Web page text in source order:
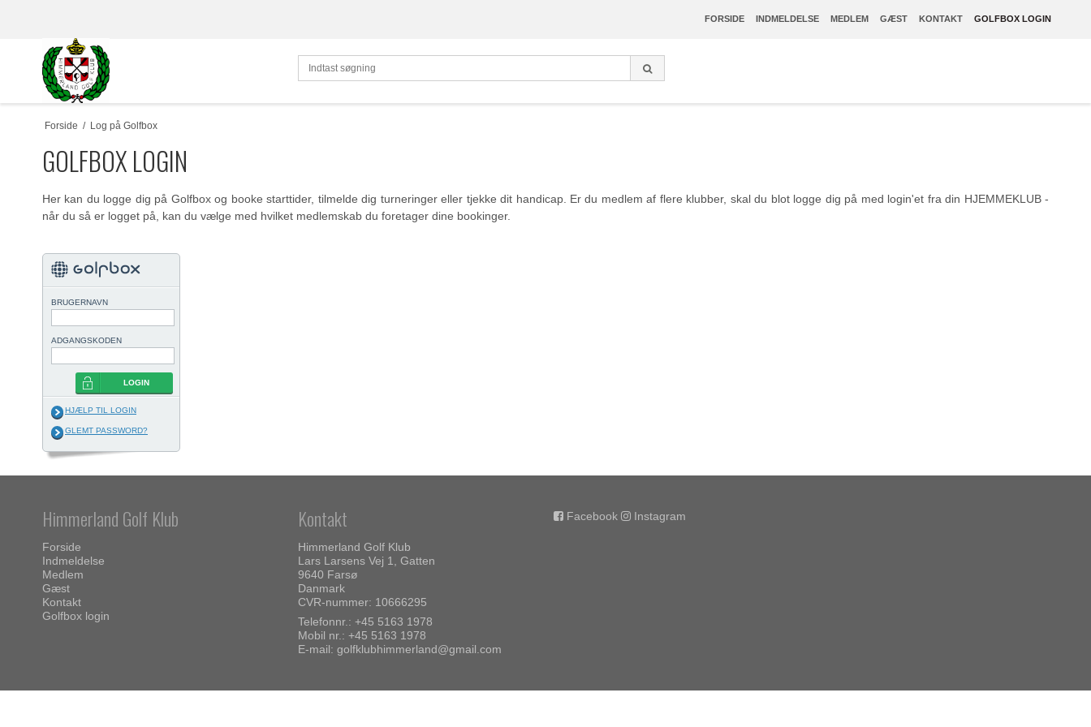
FORSIDE INDMELDELSE MEDLEM GÆST KONTAKT GOLFBOX LOGIN
Forside / Log på Golfbox
GOLFBOX LOGIN
Her kan du logge dig på Golfbox og booke starttider, tilmelde dig turneringer eller tjekke dit handicap. Er du medlem af flere klubber, skal du blot logge dig på med login'et fra din HJEMMEKLUB -
når du så er logget på, kan du vælge med hvilket medlemskab du foretager dine bookinger.
BRUGERNAVN
ADGANGSKODEN
LOGIN
HJÆLP TIL LOGIN
GLEMT PASSWORD?
Himmerland Golf Klub
Forside
Indmeldelse
Medlem
Gæst
Kontakt
Golfbox login
Kontakt
Himmerland Golf Klub
Lars Larsens Vej 1, Gatten
9640 Farsø
Danmark
CVR-nummer: 10666295
Telefonnr.: +45 5163 1978
Mobil nr.: +45 5163 1978
E-mail: golfklubhimmerland@gmail.com
Facebook Instagram